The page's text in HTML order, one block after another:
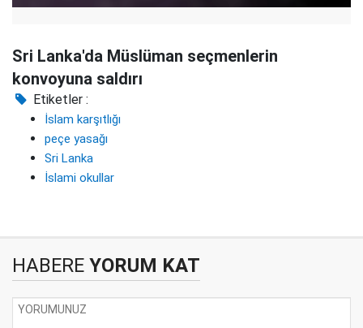
Sri Lanka'da Müslüman seçmenlerin
konvoyuna saldırı
Etiketler :
İslam karşıtlığı
peçe yasağı
Sri Lanka
İslami okullar
HABERE YORUM KAT